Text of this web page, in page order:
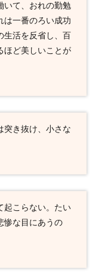
いて、おれの勤勉
は一番のろい成功
生活を反省し、百
ほど美しいことが
突き抜け、小さな
起こらない。たい
惨な目にあうの